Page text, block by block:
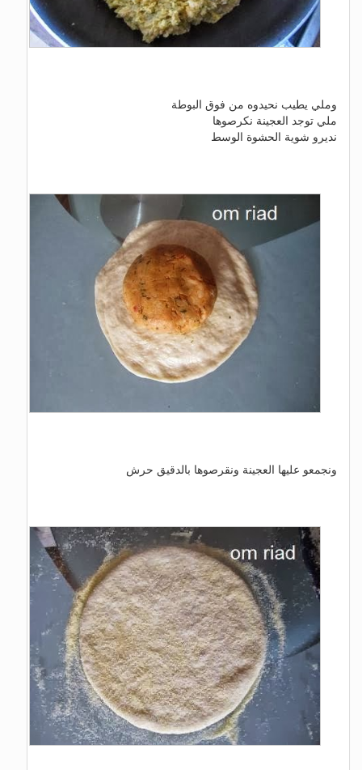
وملي يطيب نحيدوه من فوق البوطة
ملي توجد العجينة نكرصوها
نديرو شوية الحشوة الوسط
ونجمعو عليها العجينة ونقرصوها بالدقيق حرش